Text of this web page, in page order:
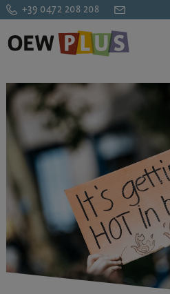
+39 0472 208 208